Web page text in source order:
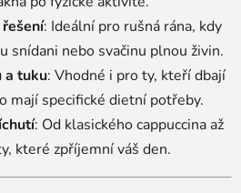
k
y
v
ý
p
s
u
: Ideální pro rušná rána, kdy
snídani nebo svačinu plnou živin.
a tuku: Vhodné i pro ty, kteří dbají
mají specifické dietní potřeby.
: Od klasického cappuccina až
které zpříjemní váš den.